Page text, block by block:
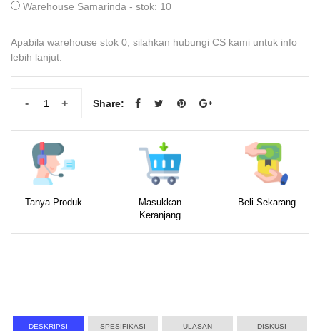
Warehouse Samarinda - stok: 10
Apabila warehouse stok 0, silahkan hubungi CS kami untuk info
lebih lanjut.
+
- Share:
Tanya Produk
Masukkan
Keranjang
Beli Sekarang
DESKRIPSI SPESIFIKASI ULASAN DISKUSI